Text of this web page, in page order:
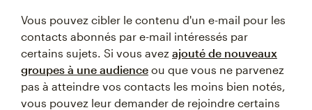
Vous pouvez cibler le contenu d'un e-mail pour les
contacts abonnés par e-mail intéressés par
certains sujets. Si vous avez ajouté de nouveaux
groupes à une audience ou que vous ne parvenez
pas à atteindre vos contacts les moins bien notés,
vous pouvez leur demander de rejoindre certains